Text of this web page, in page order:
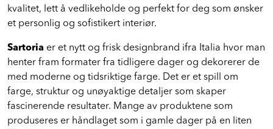
kvalitet, lett å vedlikeholde og perfekt for deg som ønsker
et personlig og sofistikert interiør.
Sartoria er et nytt og frisk designbrand ifra Italia hvor man
henter fram formater fra tidligere dager og dekorerer de
med moderne og tidsriktige farge. Det er et spill om
farge, struktur og unøyaktige detaljer som skaper
fascinerende resultater. Mange av produktene som
produseres er håndlaget som i gamle dager på en liten